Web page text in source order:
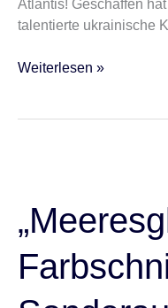
Atlantis! Geschaffen
talentierte ukrainische
Weiterlesen »
als
Farbschnitt-